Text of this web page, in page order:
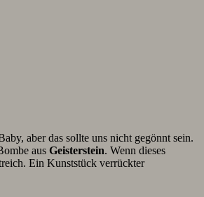
aber das sollte uns nicht gegönnt sein.
aus Geisterstein. Wenn dieses
Ein Kunststück verrückter